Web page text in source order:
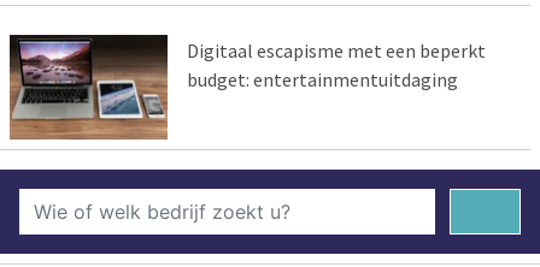
Digitaal escapisme met een beperkt
budget: entertainmentuitdaging